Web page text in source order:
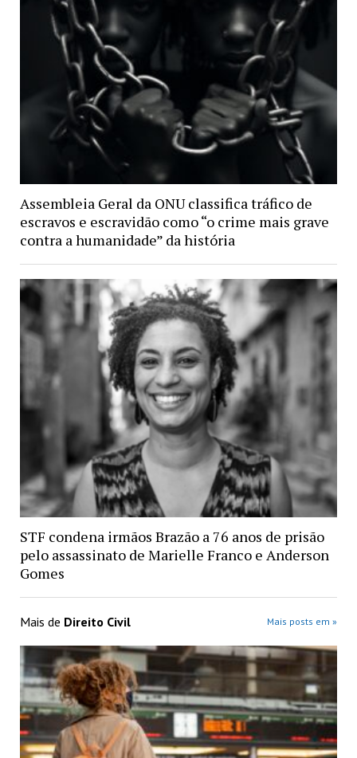
Assembleia Geral da ONU classifica tráfico de
escravos e escravidão como “o crime mais grave
contra a humanidade” da história
STF condena irmãos Brazão a 76 anos de prisão
pelo assassinato de Marielle Franco e Anderson
Gomes
Mais de Direito Civil Mais posts em »